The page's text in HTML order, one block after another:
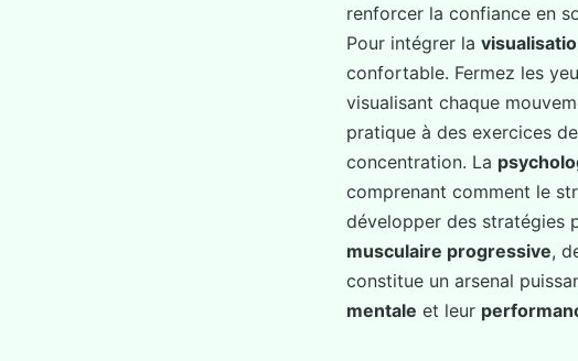
renforcer la confiance en
Pour intégrer la
confortable. Fermez les
visualisant chaque
pratique à des exercices de
concentration. La
comprenant comment le
développer des stratégies
musculaire progressive,
constitue un arsenal
mentale et leur